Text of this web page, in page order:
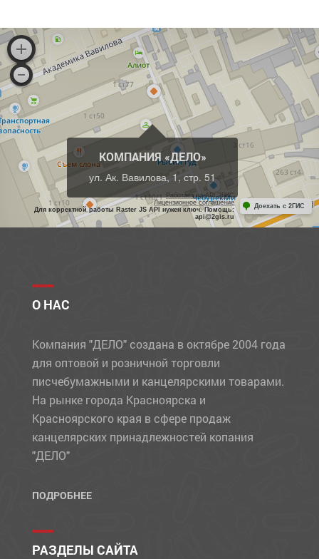
КОМПАНИЯ «ДЕЛО»
ул. Ак. Вавилова, 1, стр. 51
Работает на API 2ГИС
Лицензионное соглашение
Для корректной работы Raster JS API нужен ключ. Помощь:
api@2gis.ru
Доехать с 2ГИС
О НАС
Компания "ДЕЛО" создана в октябре 2004 года
для оптовой и розничной торговли
писчебумажными и канцелярскими товарами.
На рынке города Красноярска и
Красноярского края в сфере продаж
канцелярских принадлежностей копания
"ДЕЛО"
ПОДРОБНЕЕ
РАЗДЕЛЫ САЙТА